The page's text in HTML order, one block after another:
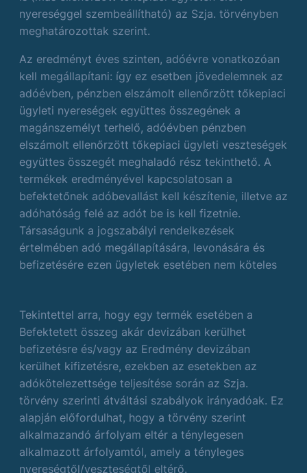
nyereséggel szembeállítható) az Szja. törvényben
meghatározottak szerint.
Az eredményt éves szinten, adóévre vonatkozóan
kell megállapítani: így ez esetben jövedelemnek az
adóévben, pénzben elszámolt ellenőrzött tőkepiaci
ügyleti nyereségek együttes összegének a
magánszemélyt terhelő, adóévben pénzben
elszámolt ellenőrzött tőkepiaci ügyleti veszteségek
együttes összegét meghaladó rész tekinthető. A
termékek eredményével kapcsolatosan a
befektetőnek adóbevallást kell készítenie, illetve az
adóhatóság felé az adót be is kell fizetnie.
Társaságunk a jogszabályi rendelkezések
értelmében adó megállapítására, levonására és
befizetésére ezen ügyletek esetében nem köteles
Tekintettel arra, hogy egy termék esetében a
Befektetett összeg akár devizában kerülhet
befizetésre és/vagy az Eredmény devizában
kerülhet kifizetésre, ezekben az esetekben az
adókötelezettsége teljesítése során az Szja.
törvény szerinti átváltási szabályok irányadóak. Ez
alapján előfordulhat, hogy a törvény szerint
alkalmazandó árfolyam eltér a ténylegesen
alkalmazott árfolyamtól, amely a tényleges
nyereségtől/veszteségtől eltérő.